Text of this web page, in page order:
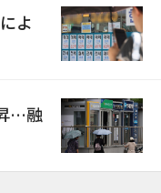
よ
…融